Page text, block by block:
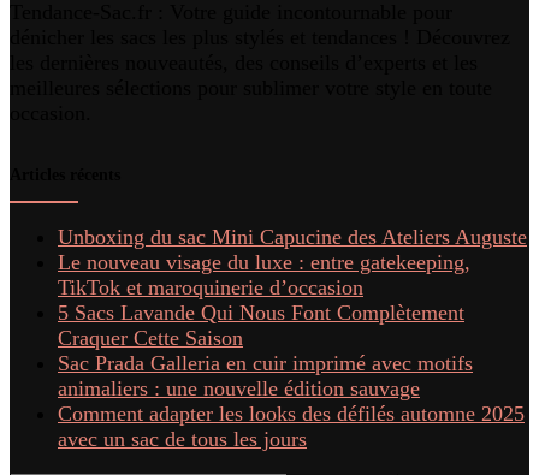
Unboxing du sac Mini Capucine des Ateliers Auguste
Le nouveau visage du luxe : entre gatekeeping,
TikTok et maroquinerie d’occasion
5 Sacs Lavande Qui Nous Font Complètement
Craquer Cette Saison
Sac Prada Galleria en cuir imprimé avec motifs
animaliers : une nouvelle édition sauvage
Comment adapter les looks des défilés automne 2025
avec un sac de tous les jours